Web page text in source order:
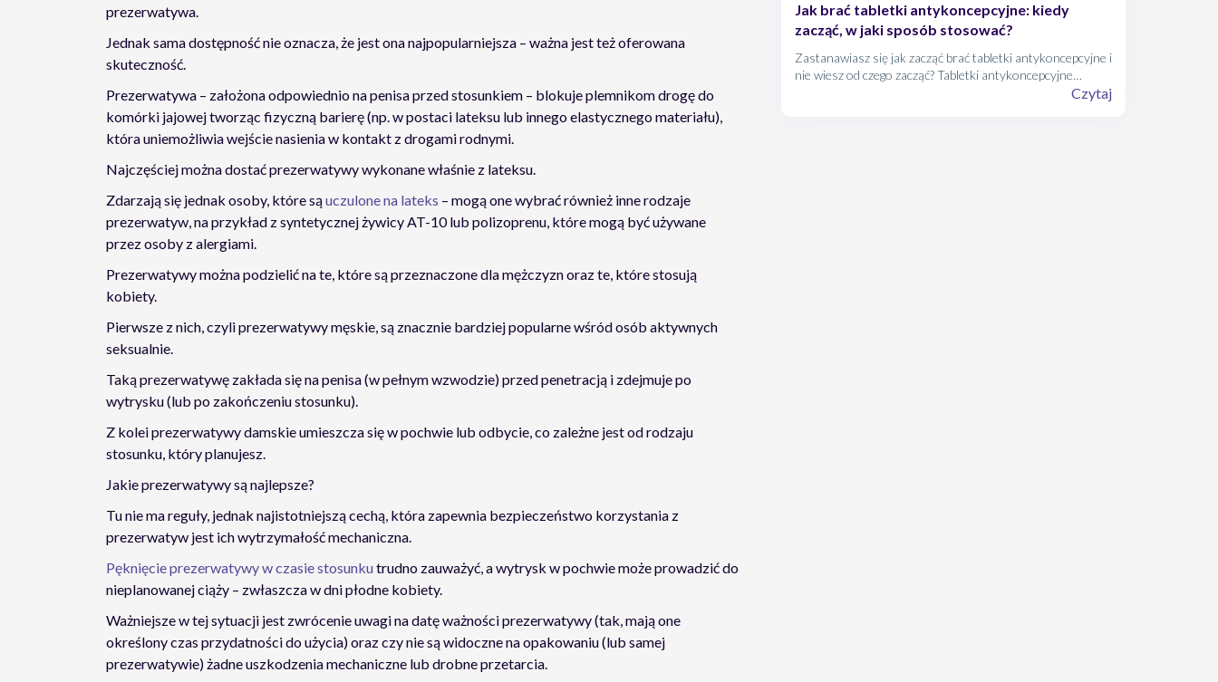
prezerwatywa.
Jednak sama dostępność nie oznacza, że jest ona najpopularniejsza – ważna jest też oferowana
skuteczność.
Prezerwatywa – założona odpowiednio na penisa przed stosunkiem – blokuje plemnikom drogę do
komórki jajowej tworząc fizyczną barierę (np. w postaci lateksu lub innego elastycznego materiału),
która uniemożliwia wejście nasienia w kontakt z drogami rodnymi.
Najczęściej można dostać prezerwatywy wykonane właśnie z lateksu.
Zdarzają się jednak osoby, które sąuczulone na lateks – mogą one wybrać również inne rodzaje
prezerwatyw, na przykład z syntetycznej żywicy AT-10 lub polizoprenu, które mogą być używane
przez osoby z alergiami.
Prezerwatywy można podzielić na te, które są przeznaczone dla mężczyzn oraz te, które stosują
kobiety.
Pierwsze z nich, czyli prezerwatywy męskie, są znacznie bardziej popularne wśród osób aktywnych
seksualnie.
Taką prezerwatywę zakłada się na penisa (w pełnym wzwodzie) przed penetracją i zdejmuje po
wytrysku (lub po zakończeniu stosunku).
Z kolei prezerwatywy damskie umieszcza się w pochwie lub odbycie, co zależne jest od rodzaju
stosunku, który planujesz.
Jakie prezerwatywy są najlepsze?
Tu nie ma reguły, jednak najistotniejszą cechą, która zapewnia bezpieczeństwo korzystania z
prezerwatyw jest ich wytrzymałość mechaniczna.
Pęknięcie prezerwatywy w czasie stosunkutrudno zauważyć, a wytrysk w pochwie może prowadzić do
nieplanowanej ciąży – zwłaszcza w dni płodne kobiety.
Ważniejsze w tej sytuacji jest zwrócenie uwagi na datę ważności prezerwatywy (tak, mają one
określony czas przydatności do użycia) oraz czy nie są widoczne na opakowaniu (lub samej
prezerwatywie) żadne uszkodzenia mechaniczne lub drobne przetarcia.
Jak brać tabletki antykoncepcyjne: kiedy
zacząć, w jaki sposób stosować?
Zastanawiasz się jak zacząć brać tabletki antykoncepcyjne i
nie wiesz od czego zacząć? Tabletki antykoncepcyjne
wykazują aż 99% skuteczność w zapobieganiu niechcianej
Czytaj